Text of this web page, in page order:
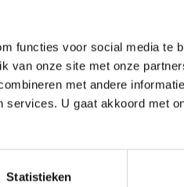
functies voor social media te
van onze site met onze
met andere
U gaat akkoord met
Statistieken
Contact